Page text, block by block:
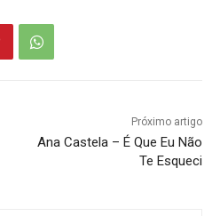
Próximo artigo
Ana Castela – É Que Eu Não
Te Esqueci